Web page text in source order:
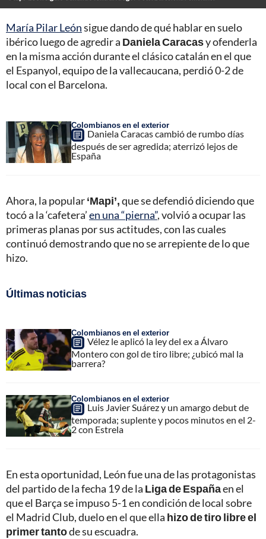
María Pilar Leónsigue dando de qué hablar en suelo
ibérico luego de agredir a Daniela Caracasy ofenderla
en la misma acción durante el clásico catalán en el que
el Espanyol, equipo de la vallecaucana, perdió 0-2 de
local con el Barcelona.
Colombianos en el exterior
Daniela Caracas cambió de rumbo días
después de ser agredida; aterrizó lejos de
España
Ahora, la popular‘Mapi’,que se defendió diciendo que
tocó a la ‘cafetera’en una “pierna”, volvió a ocupar las
primeras planas por sus actitudes, con las cuales
continuó demostrando que no se arrepiente de lo que
hizo.
Últimas noticias
Colombianos en el exterior
Vélez le aplicó la ley del ex a Álvaro
Montero con gol de tiro libre; ¿ubicó mal la
barrera?
Colombianos en el exterior
Luis Javier Suárez y un amargo debut de
temporada; suplente y pocos minutos en el 2-
2 con Estrela
En esta oportunidad, León fue una de las protagonistas
del partido de la fecha 19 de la Liga de Españaen el
que el Barça se impuso 5-1 en condición de local sobre
el Madrid Club, duelo en el que ella hizo de tiro libre el
primer tantode su escuadra.